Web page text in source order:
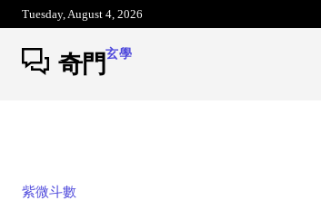
Tuesday, August 4, 2026
奇門 玄學
紫微斗數